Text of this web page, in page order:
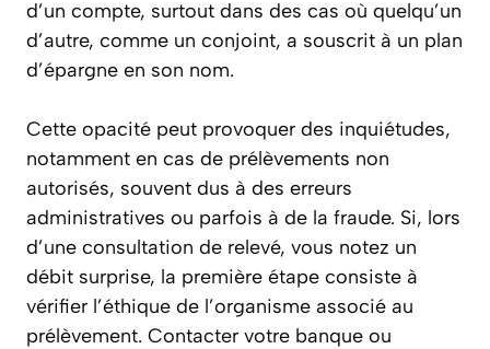
d’un compte, surtout dans des cas où quelqu’un
d’autre, comme un conjoint, a souscrit à un plan
d’épargne en son nom.
Cette opacité peut provoquer des inquiétudes,
notamment en cas de prélèvements non
autorisés, souvent dus à des erreurs
administratives ou parfois à de la fraude. Si, lors
d’une consultation de relevé, vous notez un
débit surprise, la première étape consiste à
vérifier l’éthique de l’organisme associé au
prélèvement. Contacter votre banque ou